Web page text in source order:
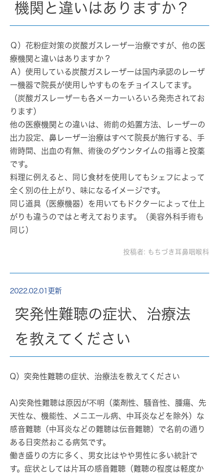
機関と違いはありますか？
Ｑ）花粉症対策の炭酸ガスレーザー治療ですが、他の医
療機関と違いはありますか？
Ａ）使用している炭酸ガスレーザーは国内承認のレーザ
ー機器で院長が使用しやすものをチョイスしてます。
（炭酸ガスレーザーも各メーカーいろいろ発売されてお
ります）
他の医療機関との違いは、 術前の処置方法、レーザーの
出力設定、鼻レーザー治療はすべて院長が施行する、手
術時間、出血の有無、術後のダウンタイムの指導と投薬
です。
料理に例えると、同じ食材を使用してもシェフによって
全く別の仕上がり、味になるイメージです。
同じ道具（医療機器）を用いてもドクターによって仕上
がりも違うのではと考えております。（美容外科手術も
同じ）
投稿者: もちづき耳鼻咽喉科
2022.02.01更新
突発性難聴の症状、治療法
を教えてください
Q）突発性難聴の症状、治療法を教えてください
A)突発性難聴は原因が不明（薬剤性、騒音性、腫瘍、先
天性な、機能性、メニエール病、中耳炎などを除外）な
感音難聴（中耳炎などの難聴は伝音難聴）で名前の通り
ある日突然おこる病気です。
働き盛りの方に多く、男女比はやや男性に多い統計で
す。症状としては片耳の感音難聴（難聴の程度は軽度か